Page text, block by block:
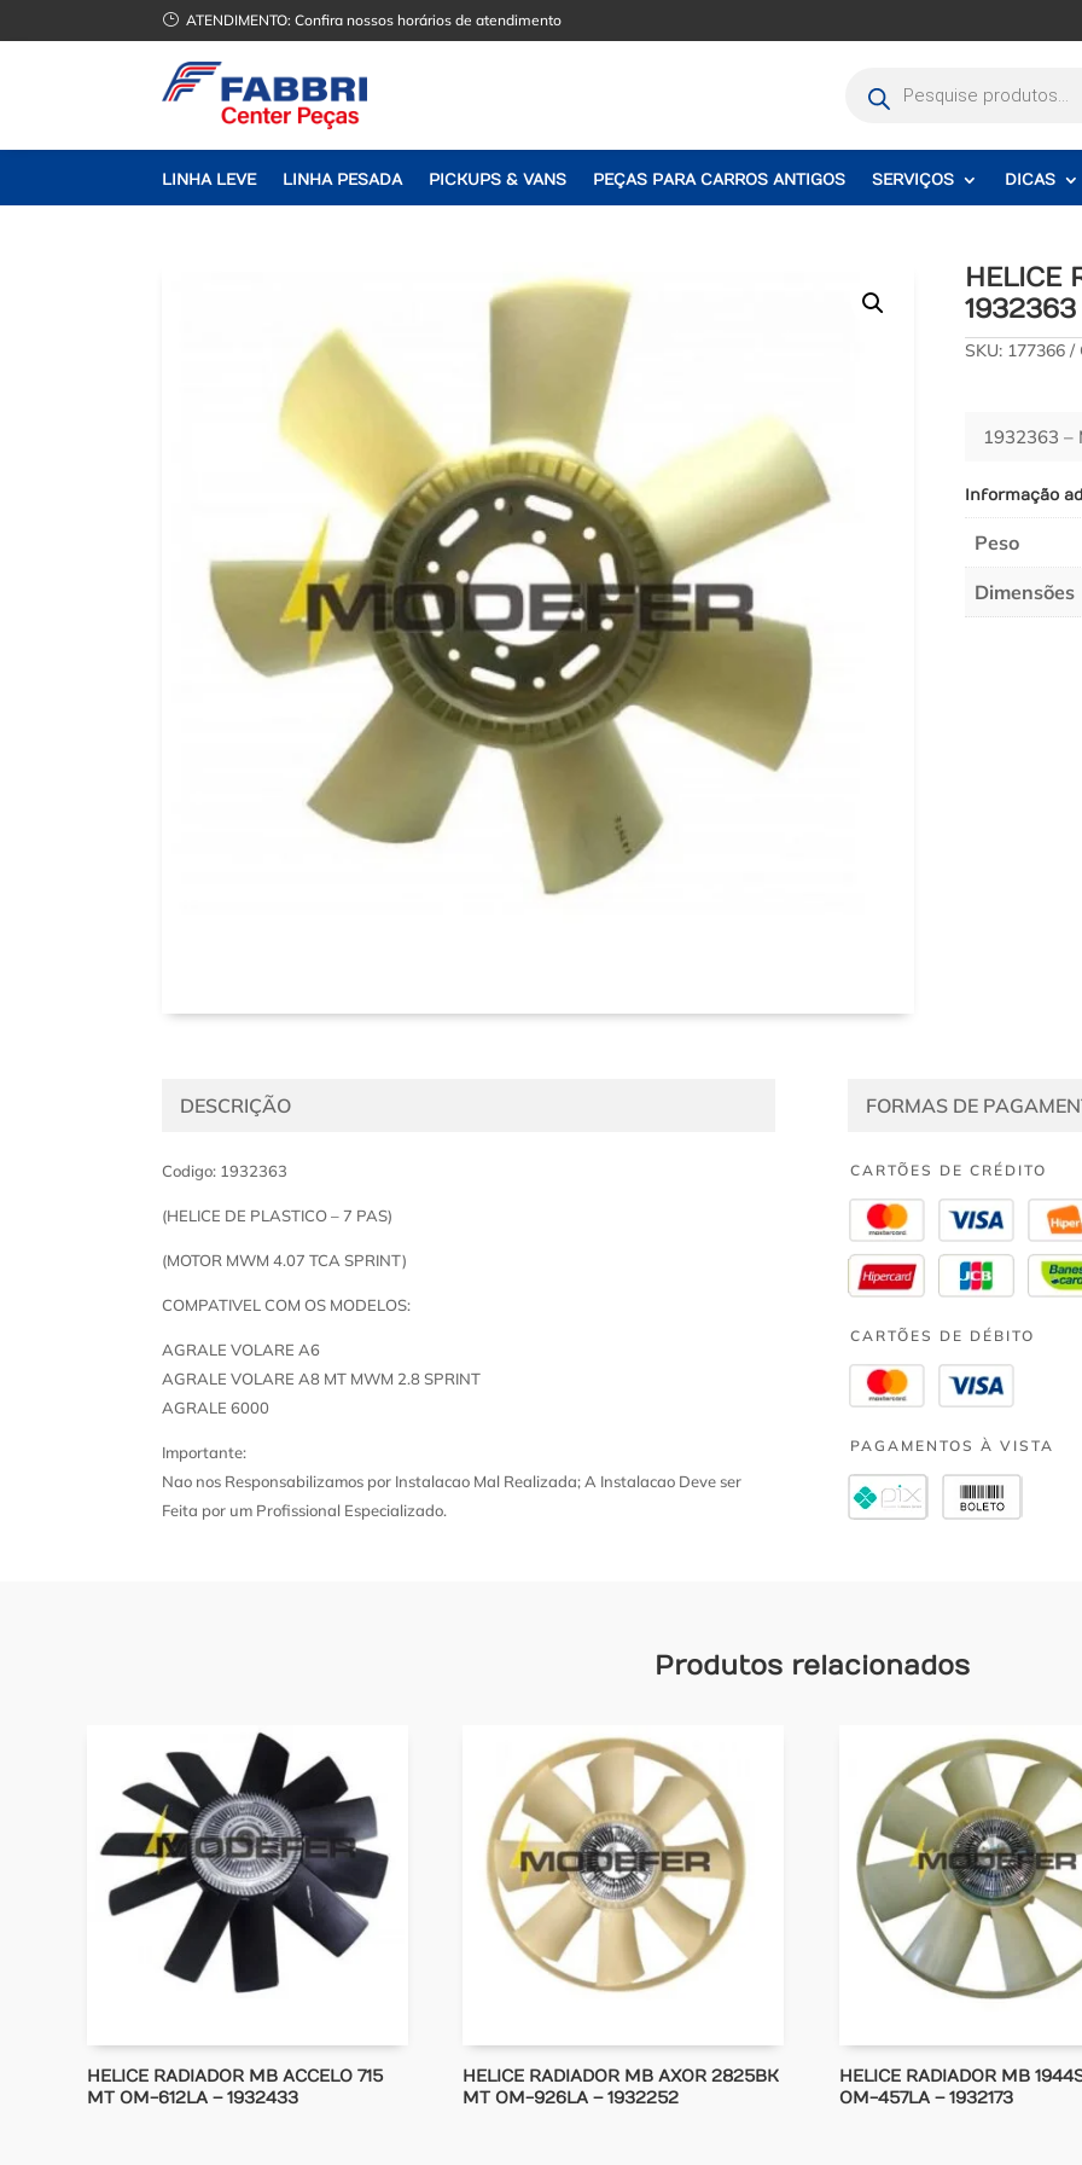
} ATENDIMENTO:Confira nossos horários de atendimento
produtos
LINHA LEVE LINHA PESADA PICKUPS & VANS PEÇAS PARA CARROS ANTIGOS SERVIÇOS DICAS
HELICE
1932363
SKU: 177366
1932363 –
Informação
Peso
Dimensões
DESCRIÇÃO
Codigo: 1932363
(HELICE DE PLASTICO – 7 PAS)
(MOTOR MWM 4.07 TCA SPRINT)
COMPATIVEL COM OS MODELOS:
AGRALE VOLARE A6
AGRALE VOLARE A8 MT MWM 2.8 SPRINT
AGRALE 6000
Importante:
Nao nos Responsabilizamos por Instalacao Mal Realizada; A Instalacao Deve ser
Feita por um Profissional Especializado.
FORMAS DE
CARTÕES DE CRÉDITO
CARTÕES DE DÉBITO
PAGAMENTOS À VISTA
Produtos relacionados
HELICE RADIADOR MB ACCELO 715
MT OM-612LA – 1932433
HELICE RADIADOR MB AXOR 2825BK
MT OM-926LA – 1932252
HELICE RADIADOR MB
OM-457LA – 1932173